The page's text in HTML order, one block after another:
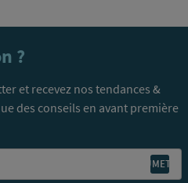
?
et recevez nos tendances &
des conseils en avant première